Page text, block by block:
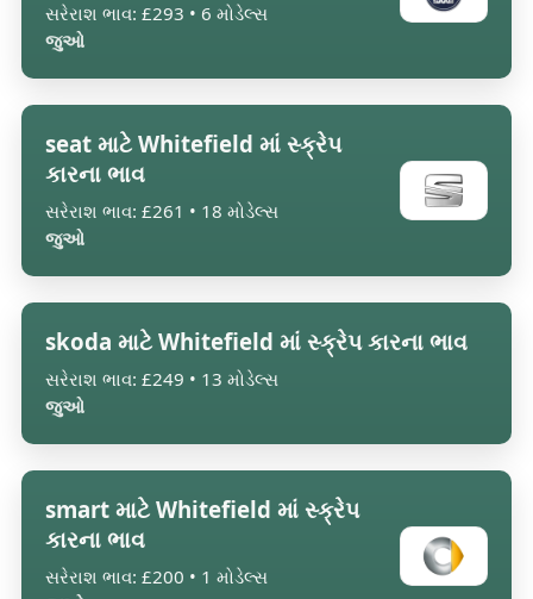
સરેરાશ ભાવ: £293 • 6 મોડેલ્સ
જુઓ
seat માટે Whitefield માં સ્ક્રેપ
કારના ભાવ
સરેરાશ ભાવ: £261 • 18 મોડેલ્સ
જુઓ
skoda માટે Whitefield માં સ્ક્રેપ કારના ભાવ
સરેરાશ ભાવ: £249 • 13 મોડેલ્સ
જુઓ
smart માટે Whitefield માં સ્ક્રેપ
કારના ભાવ
સરેરાશ ભાવ: £200 • 1 મોડેલ્સ